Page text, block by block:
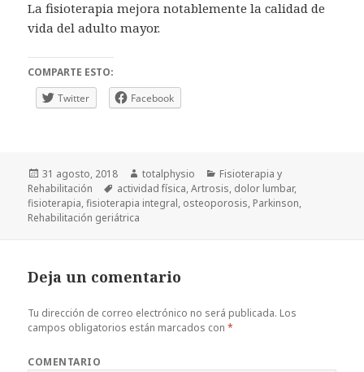
La fisioterapia mejora notablemente la calidad de
vida del adulto mayor.
COMPARTE ESTO:
Twitter
Facebook
Publicado
el
31 agosto, 2018 Autor
totalphysio Categorías
Fisioterapia y
Rehabilitación
Etiquetas
actividad física,Artrosis, dolor lumbar,
fisioterapia,fisioterapia integral, osteoporosis, Parkinson,
Rehabilitación geriátrica
Deja un comentario
Tu dirección de correo electrónico no será publicada. Los
campos obligatorios están marcados con*
COMENTARIO